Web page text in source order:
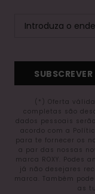
SUBSCREVER
(*) Oferta
completas são
dados pessoais serão
acordo com a
para te fornecer os
a par das nossas
marca ROXY. Podes
já não desejares
marca. Também
as